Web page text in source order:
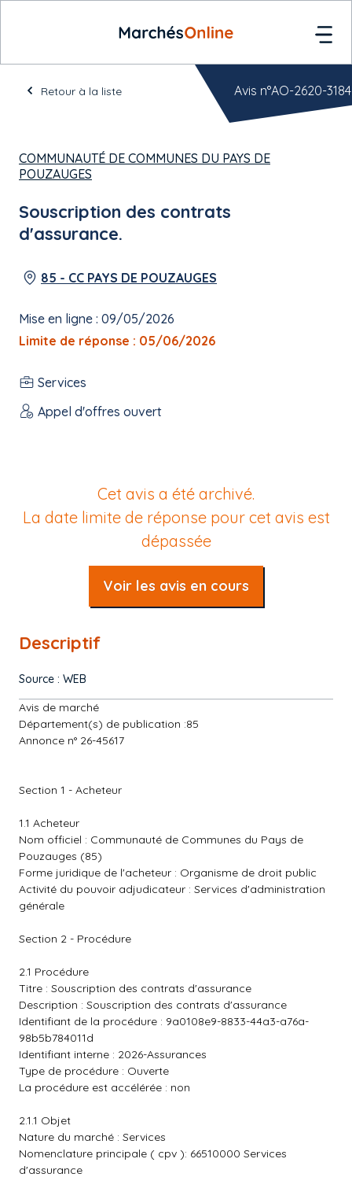
Retour à la liste
COMMUNAUTÉ DE COMMUNES DU PAYS DE
POUZAUGES
Souscription des contrats
d'assurance.
85 - CC PAYS DE POUZAUGES
Mise en ligne : 09/05/2026
Limite de réponse : 05/06/2026
Services
Appel d'offres ouvert
Avis n°AO-2620-3184
Cet avis a été archivé.
La date limite de réponse pour cet avis est
dépassée
Voir les avis en cours
Descriptif
Source : WEB
Avis de marché
Département(s) de publication :85
Annonce n° 26-45617
Section 1 - Acheteur
1.1 Acheteur
Nom officiel : Communauté de Communes du Pays de
Pouzauges (85)
Forme juridique de l'acheteur : Organisme de droit public
Activité du pouvoir adjudicateur : Services d'administration
générale
Section 2 - Procédure
2.1 Procédure
Titre : Souscription des contrats d'assurance
Description : Souscription des contrats d'assurance
Identifiant de la procédure : 9a0108e9-8833-44a3-a76a-
98b5b784011d
Identifiant interne : 2026-Assurances
Type de procédure : Ouverte
La procédure est accélérée : non
2.1.1 Objet
Nature du marché : Services
Nomenclature principale ( cpv ): 66510000 Services
d'assurance